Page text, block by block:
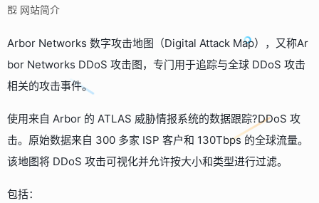
网站简介
Arbor Networks 数字攻击地图（Digital Attack Map），又称Ar
bor Networks DDoS 攻击图，专门用于追踪与全球 DDoS 攻击
相关的攻击事件。
使用来自 Arbor 的 ATLAS 威胁情报系统的数据跟踪?DDoS 攻
击。原始数据来自 300 多家 ISP 客户和 130Tbps 的全球流量。
该地图将 DDoS 攻击可视化并允许按大小和类型进行过滤。
包括：